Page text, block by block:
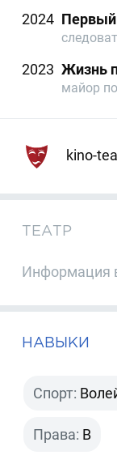
2024 Первый
2023 Жизнь
майор
kino-
ТЕАТР
Информация
НАВЫКИ
Спорт:
Права: B